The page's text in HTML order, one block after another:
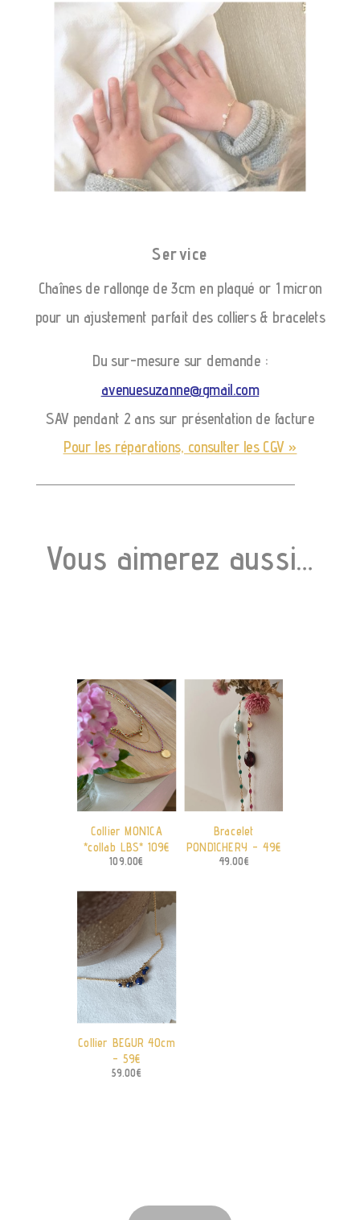
Service
Chaînes de rallonge de 3cm en plaqué or 1 micron
pour un ajustement parfait des colliers & bracelets
Du sur-mesure sur demande :
avenuesuzanne@gmail.com
SAV pendant 2 ans sur présentation de facture
Pour les réparations, consulter les CGV »
Vous aimerez aussi…
Collier MONICA
*collab LBS* 109€
109.00€
Bracelet
PONDICHERY – 49€
49.00€
Collier BEGUR 40cm
– 59€
59.00€